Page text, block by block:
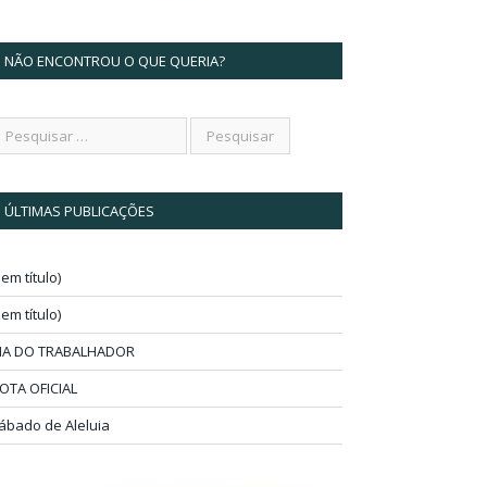
NÃO ENCONTROU O QUE QUERIA?
ÚLTIMAS PUBLICAÇÕES
título)
título)
DO TRABALHADOR
OFICIAL
de Aleluia